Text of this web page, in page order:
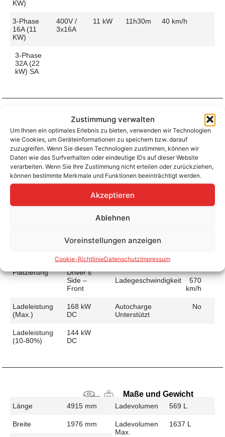
Zustimmung verwalten
Um Ihnen ein optimales Erlebnis zu bieten, verwenden wir Technologien
wie Cookies, um Geräteinformationen zu speichern bzw. darauf
zuzugreifen. Wenn Sie diesen Technologien zustimmen, können wir
Daten wie das Surfverhalten oder eindeutige IDs auf dieser Website
verarbeiten. Wenn Sie Ihre Zustimmung nicht erteilen oder zurückziehen,
können bestimmte Merkmale und Funktionen beeinträchtigt werden.
Akzeptieren
Ablehnen
Voreinstellungen anzeigen
Cookie-RichtlinieDatenschutzImpressum
KW)
3-Phase
16A (11
KW)
400V /
3x16A
11 kW 11h30m 40 km/h
3-Phase
32A (22
kW) SA
Aufladen zu Hause / am Fahrtziel
Ladeanschluss Type 2
Platzierung
Driver’s
Side –
Front
Ladezeit (0-
>490 Km)
11h30m
Ladegeschwindigkeit 40 km/h
Schnellladen
Platzierung
Driver’s
Side –
Front
Ladeleistung
(max.)
168 kW
DC
Ladeleistung
(10-80%)
144 kW
DC
>392 Km)
Ladegeschwindigkeit
570
km/h
Autocharge
Unterstützt
No
Maße und Gewicht
Länge 4915 mm
Breite 1976 mm
Ladevolumen 569 L
Ladevolumen
Max.
1637 L